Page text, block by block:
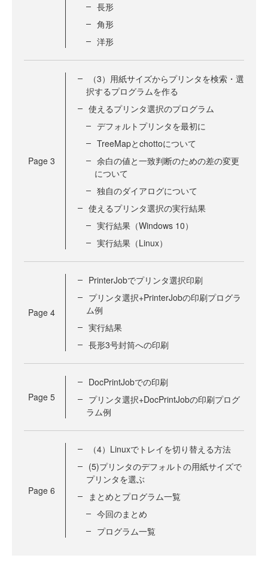
長形
角形
洋形
Page 3
（3）用紙サイズからプリンタを検索・選
択するプログラムを作る
使えるプリンタ選択のプログラム
デフォルトプリンタを最初に
TreeMapとchottoについて
余白の値と一致判断のための差の変更
について
独自のダイアログについて
使えるプリンタ選択の実行結果
実行結果（Windows 10）
実行結果（Linux）
Page 4
PrinterJobでプリンタ選択印刷
プリンタ選択+PrinterJobの印刷プログラ
ム例
実行結果
長形3号封筒への印刷
Page 5
DocPrintJobでの印刷
プリンタ選択+DocPrintJobの印刷プログ
ラム例
Page 6
（4）Linuxでトレイを切り替える方法
(5)プリンタのデフォルトの用紙サイズで
プリンタを選ぶ
まとめとプログラム一覧
今回のまとめ
プログラム一覧